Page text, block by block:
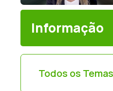
Informação
Todos os Temas